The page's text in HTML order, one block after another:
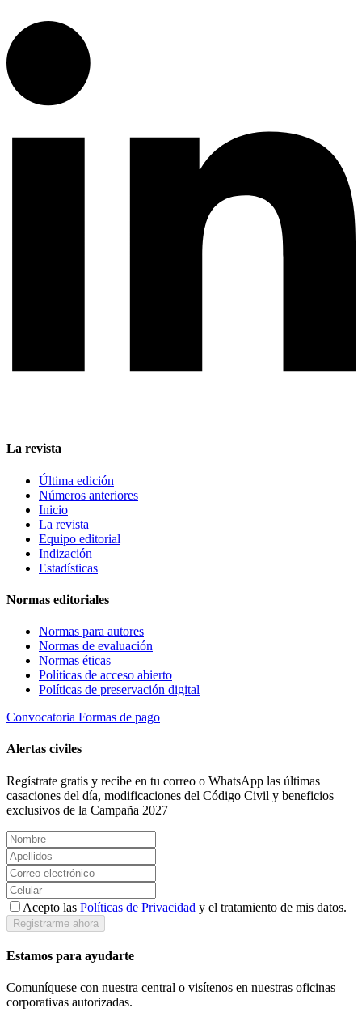
La revista
Última edición
Números anteriores
Inicio
La revista
Equipo editorial
Indización
Estadísticas
Normas editoriales
Normas para autores
Normas de evaluación
Normas éticas
Políticas de acceso abierto
Políticas de preservación digital
Convocatoria Formas de pago
Alertas civiles
Regístrate gratis y recibe en tu correo o WhatsApp las últimas
casaciones del día, modificaciones del Código Civil y beneficios
exclusivos de la Campaña 2027
Acepto las Políticas de Privacidad y el tratamiento de mis datos.
Registrarme ahora
Estamos para ayudarte
Comuníquese con nuestra central o visítenos en nuestras oficinas
corporativas autorizadas.